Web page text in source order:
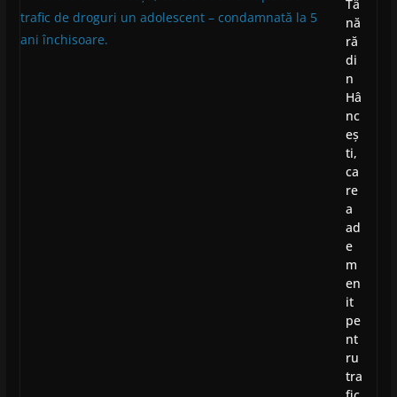
Tâ
nă
ră
di
n
Hâ
nc
eș
ti,
ca
re
a
ad
e
m
en
it
pe
nt
ru
tra